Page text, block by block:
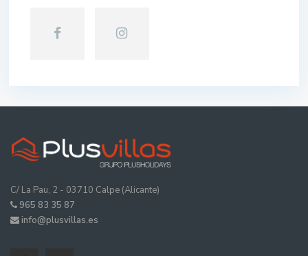
C/ La Pau, 2 - 03710 Calpe (Alicante)
965 83 35 87
info@plusvillas.es